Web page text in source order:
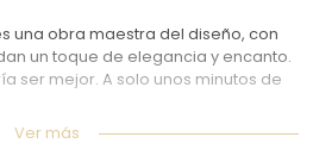
una obra maestra del diseño, con
un toque de elegancia y encanto.
ser mejor. A solo unos minutos de
Ver más